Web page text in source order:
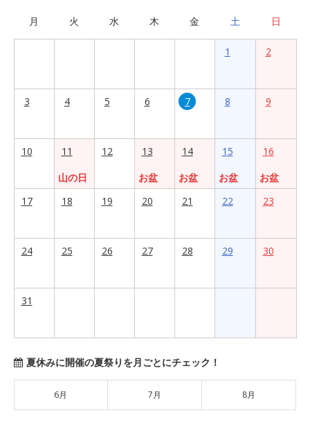
月 火 水 木 金 土 日
1 2
3 4 5 6 7 8 9
10
11
山の日
12
13
お盆
14
お盆
15
お盆
16
お盆
17
18 19 20 21 22 23
24 25 26 27 28 29 30
31
夏休みに開催の夏祭りを月ごとにチェック！
6月 7月 8月